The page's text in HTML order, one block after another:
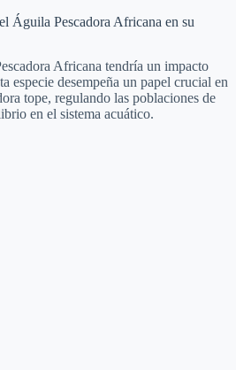
Águila Pescadora Africana en su
Africana tendría un impacto
especie desempeña un papel crucial en
tope, regulando las poblaciones de
en el sistema acuático.